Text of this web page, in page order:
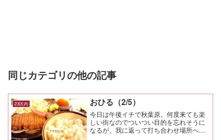
同じカテゴリの他の記事
23区内 おひる（2/5）
今日は午後イチで秋葉原。何度来ても楽
しい街なのでついつい目的を忘れそうに
なるが、我に返って打ち合わせ場所へ向